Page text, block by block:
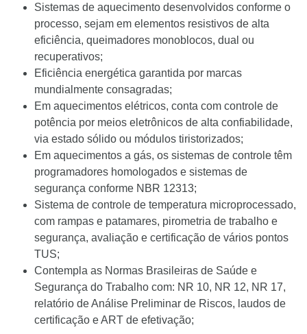
Sistemas de aquecimento desenvolvidos conforme o
processo, sejam em elementos resistivos de alta
eficiência, queimadores monoblocos, dual ou
recuperativos;
Eficiência energética garantida por marcas
mundialmente consagradas;
Em aquecimentos elétricos, conta com controle de
potência por meios eletrônicos de alta confiabilidade,
via estado sólido ou módulos tiristorizados;
Em aquecimentos a gás, os sistemas de controle têm
programadores homologados e sistemas de
segurança conforme NBR 12313;
Sistema de controle de temperatura microprocessado,
com rampas e patamares, pirometria de trabalho e
segurança, avaliação e certificação de vários pontos
TUS;
Contempla as Normas Brasileiras de Saúde e
Segurança do Trabalho com: NR 10, NR 12, NR 17,
relatório de Análise Preliminar de Riscos, laudos de
certificação e ART de efetivação;